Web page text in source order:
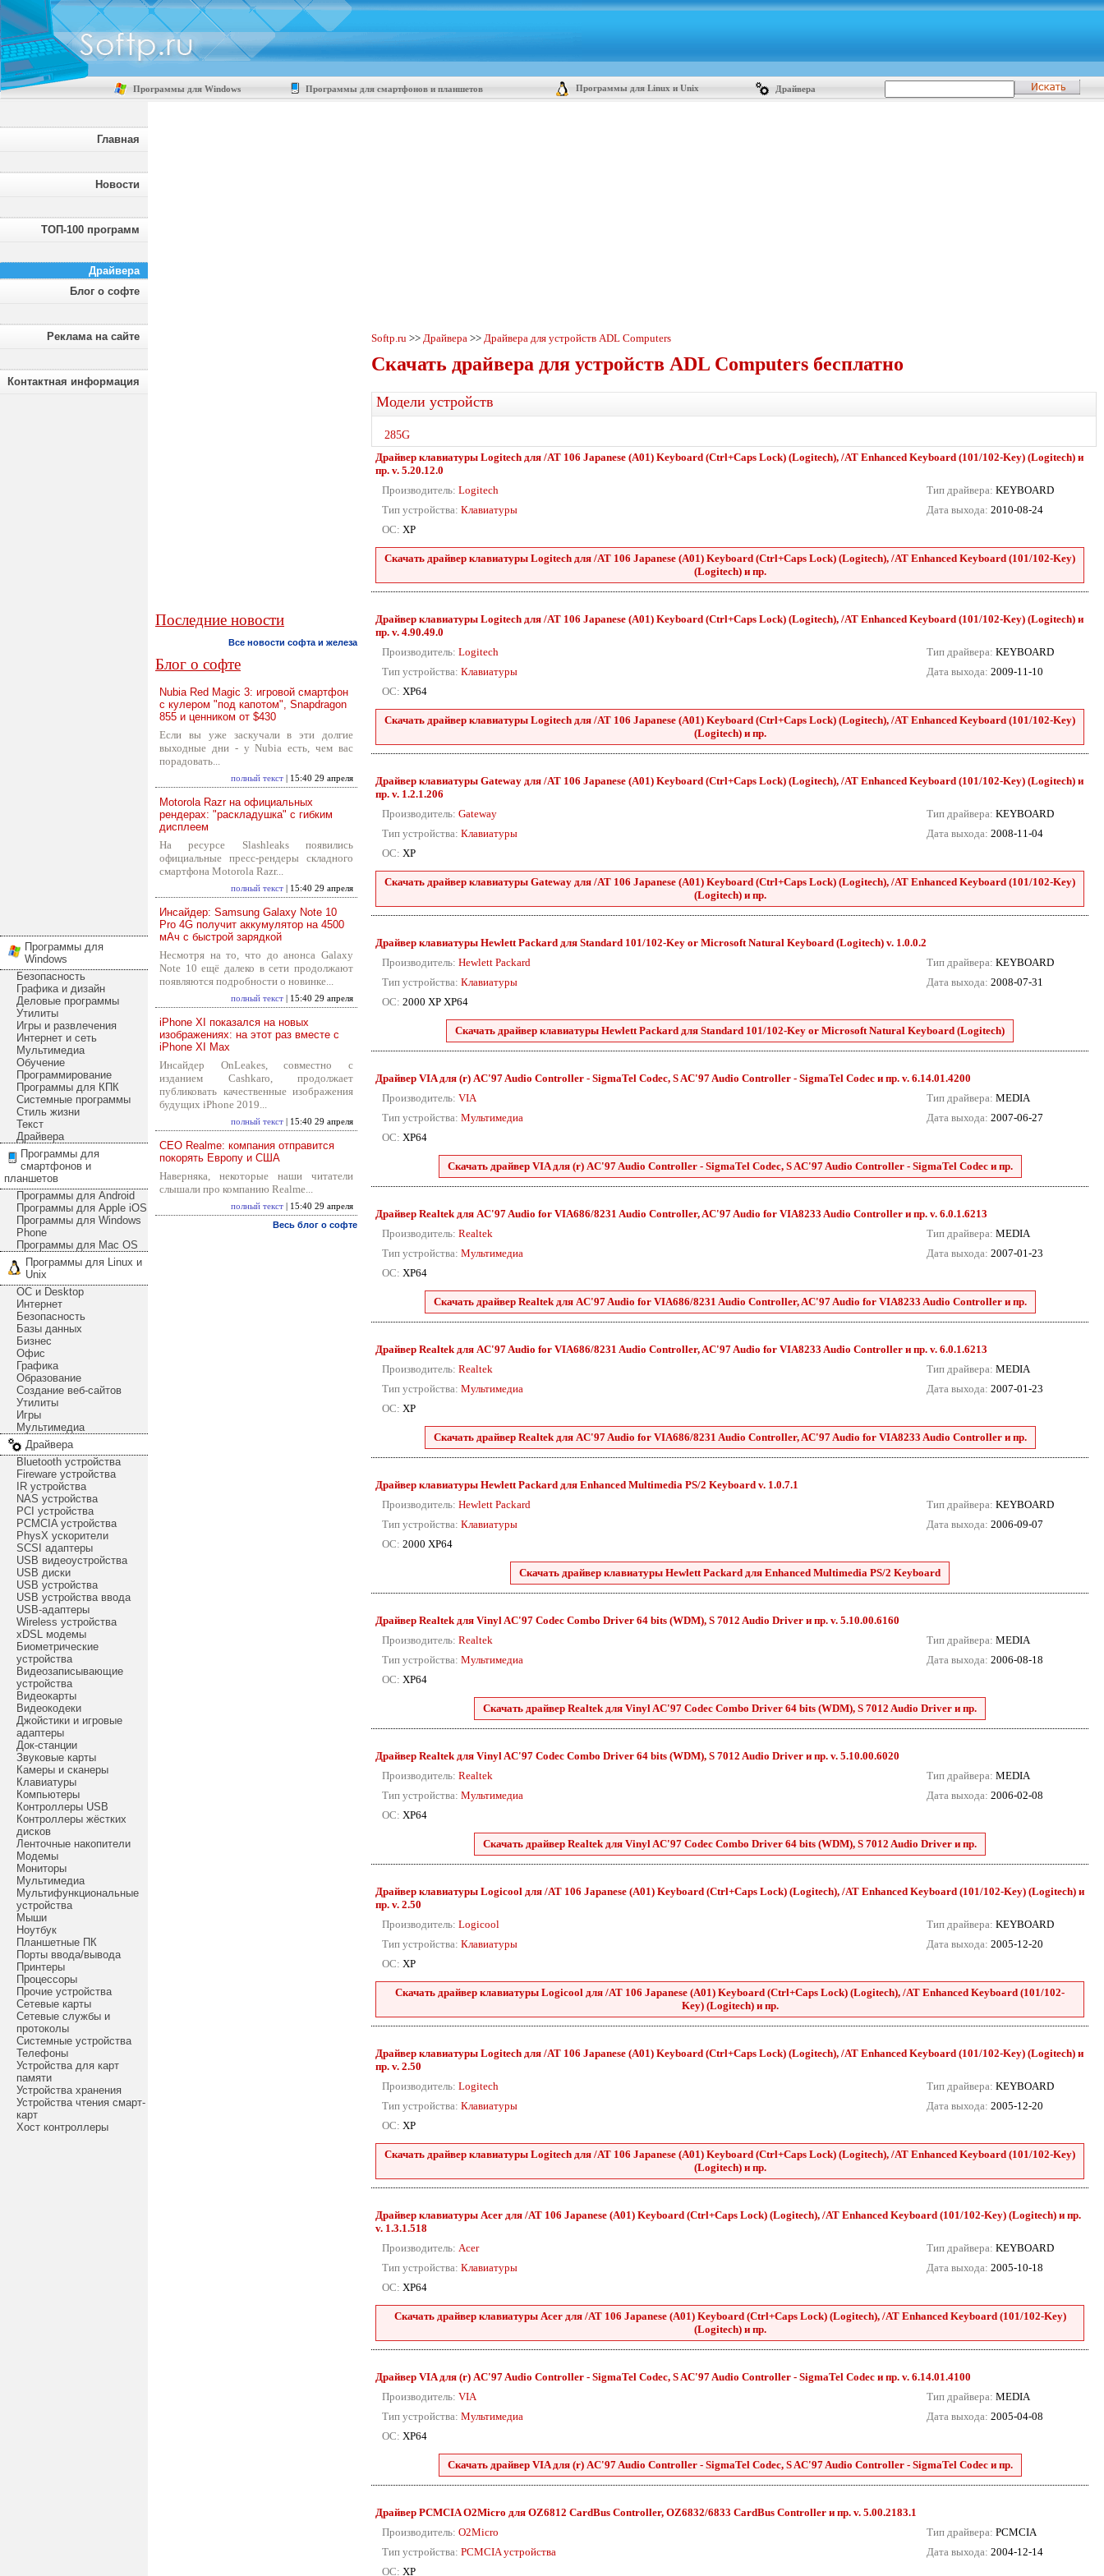
Программы для Windows Программы для смартфонов и планшетов Программы для Linux и Unix Драйвера
Главная
Новости
ТОП-100 программ
Драйвера
Блог о софте
Реклама на сайте
Контактная информация
Программы для
Windows
Безопасность
Графика и дизайн
Деловые программы
Утилиты
Игры и развлечения
Интернет и сеть
Мультимедиа
Обучение
Программирование
Программы для КПК
Системные программы
Стиль жизни
Текст
Драйвера
Программы для
смартфонов и
планшетов
Программы для Android
Программы для Apple iOS
Программы для Windows
Phone
Программы для Mac OS
Программы для Linux и
Unix
ОС и Desktop
Интернет
Безопасность
Базы данных
Бизнес
Офис
Графика
Образование
Создание веб-сайтов
Утилиты
Игры
Мультимедиа
Драйвера
Bluetooth устройства
Fireware устройства
IR устройства
NAS устройства
PCI устройства
PCMCIA устройства
PhysX ускорители
SCSI адаптеры
USB видеоустройства
USB диски
USB устройства
USB устройства ввода
USB-адаптеры
Wireless устройства
xDSL модемы
Биометрические
устройства
Видеозаписывающие
устройства
Видеокарты
Видеокодеки
Джойстики и игровые
адаптеры
Док-станции
Звуковые карты
Камеры и сканеры
Клавиатуры
Компьютеры
Контроллеры USB
Контроллеры жёстких
дисков
Ленточные накопители
Модемы
Мониторы
Мультимедиа
Мультифункциональные
устройства
Мыши
Ноутбук
Планшетные ПК
Порты ввода/вывода
Принтеры
Процессоры
Прочие устройства
Сетевые карты
Сетевые службы и
протоколы
Системные устройства
Телефоны
Устройства для карт
памяти
Устройства хранения
Устройства чтения смарт-
карт
Хост контроллеры
Последние новости
Все новости софта и железа
Блог о софте
Nubia Red Magic 3: игровой смартфон
с кулером "под капотом", Snapdragon
855 и ценником от $430
Если вы уже заскучали в эти долгие
выходные дни - у Nubia есть, чем вас
порадовать...
полный текст | 15:40 29 апреля
Motorola Razr на официальных
рендерах: "раскладушка" с гибким
дисплеем
На ресурсе Slashleaks появились
официальные пресс-рендеры складного
смартфона Motorola Razr...
полный текст | 15:40 29 апреля
Инсайдер: Samsung Galaxy Note 10
Pro 4G получит аккумулятор на 4500
мАч с быстрой зарядкой
Несмотря на то, что до анонса Galaxy
Note 10 ещё далеко в сети продолжают
появляются подробности о новинке...
полный текст | 15:40 29 апреля
iPhone XI показался на новых
изображениях: на этот раз вместе с
iPhone XI Max
Инсайдер OnLeakes, совместно с
изданием Cashkaro, продолжает
публиковать качественные изображения
будущих iPhone 2019...
полный текст | 15:40 29 апреля
CEO Realme: компания отправится
покорять Европу и США
Наверняка, некоторые наши читатели
слышали про компанию Realme...
полный текст | 15:40 29 апреля
Весь блог о софте
Softp.ru >> Драйвера >> Драйвера для устройств ADL Computers
Скачать драйвера для устройств ADL Computers бесплатно
Модели устройств
285G
Драйвер клавиатуры Logitech для /AT 106 Japanese (A01) Keyboard (Ctrl+Caps Lock) (Logitech), /AT Enhanced Keyboard (101/102-Key) (Logitech) и
пр. v. 5.20.12.0
Производитель: Logitech
Тип устройства: Клавиатуры
ОС: XP
Тип драйвера: KEYBOARD
Дата выхода: 2010-08-24
Скачать драйвер клавиатуры Logitech для /AT 106 Japanese (A01) Keyboard (Ctrl+Caps Lock) (Logitech), /AT Enhanced Keyboard (101/102-Key)
(Logitech) и пр.
Драйвер клавиатуры Logitech для /AT 106 Japanese (A01) Keyboard (Ctrl+Caps Lock) (Logitech), /AT Enhanced Keyboard (101/102-Key) (Logitech) и
пр. v. 4.90.49.0
Производитель: Logitech
Тип устройства: Клавиатуры
ОС: XP64
Тип драйвера: KEYBOARD
Дата выхода: 2009-11-10
Скачать драйвер клавиатуры Logitech для /AT 106 Japanese (A01) Keyboard (Ctrl+Caps Lock) (Logitech), /AT Enhanced Keyboard (101/102-Key)
(Logitech) и пр.
Драйвер клавиатуры Gateway для /AT 106 Japanese (A01) Keyboard (Ctrl+Caps Lock) (Logitech), /AT Enhanced Keyboard (101/102-Key) (Logitech) и
пр. v. 1.2.1.206
Производитель: Gateway
Тип устройства: Клавиатуры
ОС: XP
Тип драйвера: KEYBOARD
Дата выхода: 2008-11-04
Скачать драйвер клавиатуры Gateway для /AT 106 Japanese (A01) Keyboard (Ctrl+Caps Lock) (Logitech), /AT Enhanced Keyboard (101/102-Key)
(Logitech) и пр.
Драйвер клавиатуры Hewlett Packard для Standard 101/102-Key or Microsoft Natural Keyboard (Logitech) v. 1.0.0.2
Производитель: Hewlett Packard
Тип устройства: Клавиатуры
ОС: 2000 XP XP64
Тип драйвера: KEYBOARD
Дата выхода: 2008-07-31
Скачать драйвер клавиатуры Hewlett Packard для Standard 101/102-Key or Microsoft Natural Keyboard (Logitech)
Драйвер VIA для (r) AC'97 Audio Controller - SigmaTel Codec, S AC'97 Audio Controller - SigmaTel Codec и пр. v. 6.14.01.4200
Производитель: VIA
Тип устройства: Мультимедиа
ОС: XP64
Тип драйвера: MEDIA
Дата выхода: 2007-06-27
Скачать драйвер VIA для (r) AC'97 Audio Controller - SigmaTel Codec, S AC'97 Audio Controller - SigmaTel Codec и пр.
Драйвер Realtek для AC'97 Audio for VIA686/8231 Audio Controller, AC'97 Audio for VIA8233 Audio Controller и пр. v. 6.0.1.6213
Производитель: Realtek
Тип устройства: Мультимедиа
ОС: XP64
Тип драйвера: MEDIA
Дата выхода: 2007-01-23
Скачать драйвер Realtek для AC'97 Audio for VIA686/8231 Audio Controller, AC'97 Audio for VIA8233 Audio Controller и пр.
Драйвер Realtek для AC'97 Audio for VIA686/8231 Audio Controller, AC'97 Audio for VIA8233 Audio Controller и пр. v. 6.0.1.6213
Производитель: Realtek
Тип устройства: Мультимедиа
ОС: XP
Тип драйвера: MEDIA
Дата выхода: 2007-01-23
Скачать драйвер Realtek для AC'97 Audio for VIA686/8231 Audio Controller, AC'97 Audio for VIA8233 Audio Controller и пр.
Драйвер клавиатуры Hewlett Packard для Enhanced Multimedia PS/2 Keyboard v. 1.0.7.1
Производитель: Hewlett Packard
Тип устройства: Клавиатуры
ОС: 2000 XP64
Тип драйвера: KEYBOARD
Дата выхода: 2006-09-07
Скачать драйвер клавиатуры Hewlett Packard для Enhanced Multimedia PS/2 Keyboard
Драйвер Realtek для Vinyl AC'97 Codec Combo Driver 64 bits (WDM), S 7012 Audio Driver и пр. v. 5.10.00.6160
Производитель: Realtek
Тип устройства: Мультимедиа
ОС: XP64
Тип драйвера: MEDIA
Дата выхода: 2006-08-18
Скачать драйвер Realtek для Vinyl AC'97 Codec Combo Driver 64 bits (WDM), S 7012 Audio Driver и пр.
Драйвер Realtek для Vinyl AC'97 Codec Combo Driver 64 bits (WDM), S 7012 Audio Driver и пр. v. 5.10.00.6020
Производитель: Realtek
Тип устройства: Мультимедиа
ОС: XP64
Тип драйвера: MEDIA
Дата выхода: 2006-02-08
Скачать драйвер Realtek для Vinyl AC'97 Codec Combo Driver 64 bits (WDM), S 7012 Audio Driver и пр.
Драйвер клавиатуры Logicool для /AT 106 Japanese (A01) Keyboard (Ctrl+Caps Lock) (Logitech), /AT Enhanced Keyboard (101/102-Key) (Logitech) и
пр. v. 2.50
Производитель: Logicool
Тип устройства: Клавиатуры
ОС: XP
Тип драйвера: KEYBOARD
Дата выхода: 2005-12-20
Скачать драйвер клавиатуры Logicool для /AT 106 Japanese (A01) Keyboard (Ctrl+Caps Lock) (Logitech), /AT Enhanced Keyboard (101/102-
Key) (Logitech) и пр.
Драйвер клавиатуры Logitech для /AT 106 Japanese (A01) Keyboard (Ctrl+Caps Lock) (Logitech), /AT Enhanced Keyboard (101/102-Key) (Logitech) и
пр. v. 2.50
Производитель: Logitech
Тип устройства: Клавиатуры
ОС: XP
Тип драйвера: KEYBOARD
Дата выхода: 2005-12-20
Скачать драйвер клавиатуры Logitech для /AT 106 Japanese (A01) Keyboard (Ctrl+Caps Lock) (Logitech), /AT Enhanced Keyboard (101/102-Key)
(Logitech) и пр.
Драйвер клавиатуры Acer для /AT 106 Japanese (A01) Keyboard (Ctrl+Caps Lock) (Logitech), /AT Enhanced Keyboard (101/102-Key) (Logitech) и пр.
v. 1.3.1.518
Производитель: Acer
Тип устройства: Клавиатуры
ОС: XP64
Тип драйвера: KEYBOARD
Дата выхода: 2005-10-18
Скачать драйвер клавиатуры Acer для /AT 106 Japanese (A01) Keyboard (Ctrl+Caps Lock) (Logitech), /AT Enhanced Keyboard (101/102-Key)
(Logitech) и пр.
Драйвер VIA для (r) AC'97 Audio Controller - SigmaTel Codec, S AC'97 Audio Controller - SigmaTel Codec и пр. v. 6.14.01.4100
Производитель: VIA
Тип устройства: Мультимедиа
ОС: XP64
Тип драйвера: MEDIA
Дата выхода: 2005-04-08
Скачать драйвер VIA для (r) AC'97 Audio Controller - SigmaTel Codec, S AC'97 Audio Controller - SigmaTel Codec и пр.
Драйвер PCMCIA O2Micro для OZ6812 CardBus Controller, OZ6832/6833 CardBus Controller и пр. v. 5.00.2183.1
Производитель: O2Micro
Тип устройства: PCMCIA устройства
ОС: XP
Тип драйвера: PCMCIA
Дата выхода: 2004-12-14